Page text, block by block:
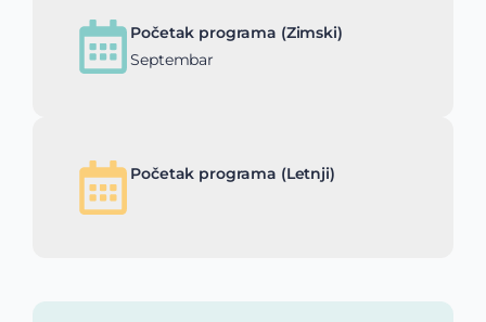
Početak programa (Zimski)
Septembar
Početak programa (Letnji)